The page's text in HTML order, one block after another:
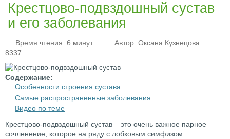
Крестцово-подвздошный сустав
и его заболевания
Время чтения: 6 минут Автор: Оксана Кузнецова
8337
Содержание:
Особенности строения сустава
Самые распространенные заболевания
Видео по теме
Крестцово-подвздошный сустав – это очень важное парное
сочленение, которое на ряду с лобковым симфизом